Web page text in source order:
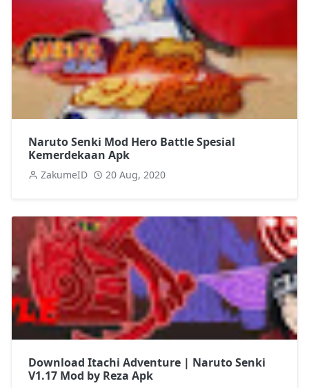
Naruto Senki Mod Hero Battle Spesial
Kemerdekaan Apk
ZakumeID 20 Aug, 2020
Download Itachi Adventure | Naruto Senki
V1.17 Mod by Reza Apk